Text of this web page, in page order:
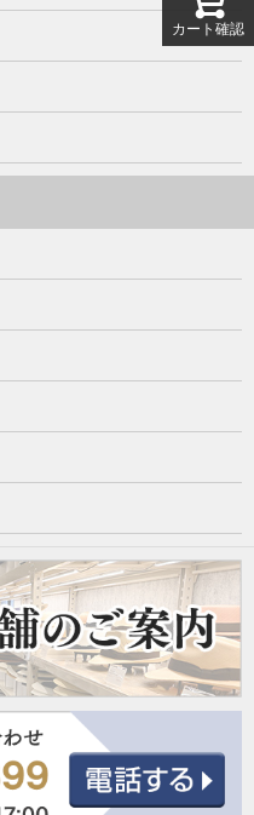
カート確認